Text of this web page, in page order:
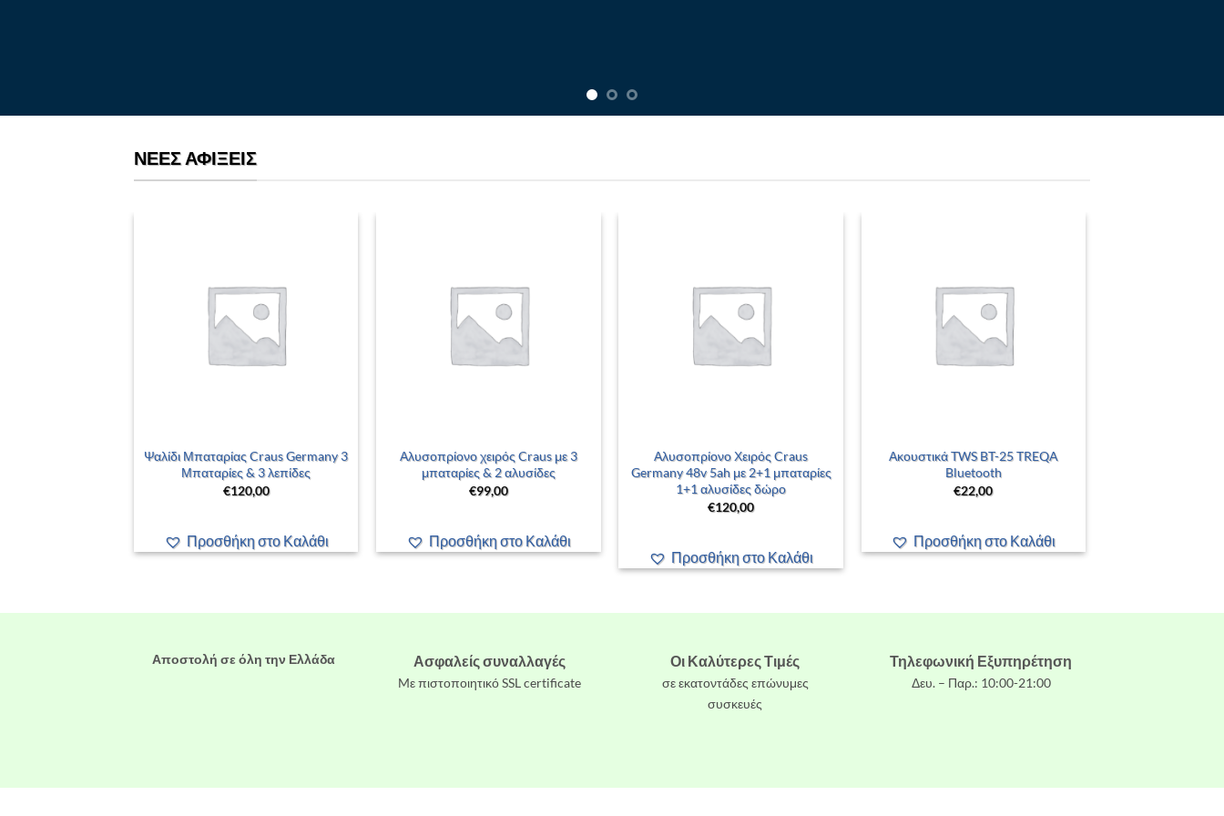
ΝΈΕΣ ΑΦΊΞΕΙΣ
Ψαλίδι Μπαταρίας Craus Germany 3
Μπαταρίες & 3 λεπίδες
€120,00
Προσθήκη στο Καλάθι
Αλυσοπρίονο χειρός Craus με 3
μπαταρίες & 2 αλυσίδες
€99,00
Προσθήκη στο Καλάθι
Αλυσοπρίονο Χειρός Craus
Germany 48v 5ah με 2+1 μπαταρίες
1+1 αλυσίδες δώρο
€120,00
Προσθήκη στο Καλάθι
Ακουστικά TWS BT-25 TREQA
Bluetooth
€22,00
Προσθήκη στο Καλάθι
Αποστολή σε όλη την Ελλάδα Ασφαλείς συναλλαγές
Mε πιστοποιητικό SSL certificate
Οι Καλύτερες Τιμές
σε εκατοντάδες επώνυμες
συσκευές
Τηλεφωνική Εξυπηρέτηση
Δευ. – Παρ.: 10:00-21:00